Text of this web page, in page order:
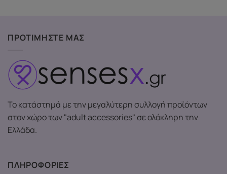
ΠΡΟΤΙΜΗΣΤΕ ΜΑΣ
Το κατάστημά με την μεγαλύτερη συλλογή προϊόντων
στον χώρο των "adult accessories" σε ολόκληρη την
Ελλάδα.
ΠΛΗΡΟΦΟΡΙΕΣ